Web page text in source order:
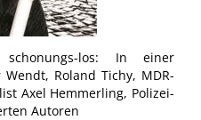
schonungs-los: In einer
Roland Tichy, MDR-
Axel Hemmerling, Polizei-
Autoren